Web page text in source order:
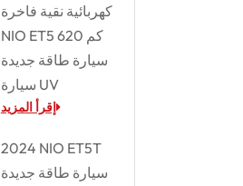
كهربائية نقية فاخرة
NIO ET5 620 كم
سيارة طاقة جديدة
سيارة UV
إقرأ المزيد
2024 NIO ET5T
سيارة طاقة جديدة